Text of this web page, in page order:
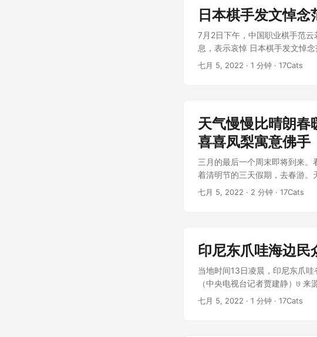
日本棋手发文悼
7月2日下午，中国职业棋手范
息，表示哀悼 日本棋手发文悼
七月 5, 2022 · 1 分钟 · 17Cats
天气慢慢比晴朗春
喜喜凤梨寓意佛手
三月的最后一个周末即将到来
着清明节的三天假期，去春游。
七月 5, 2022 · 2 分钟 · 17Cats
印尼东爪哇海边民
当地时间13日凌晨，印尼东爪
（中央电视台记者贾建静）𞓜 来
七月 5, 2022 · 1 分钟 · 17Cats